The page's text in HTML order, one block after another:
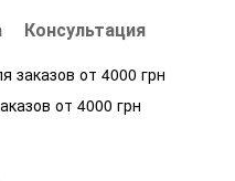
Консультация
заказов от 4000 грн
от 4000 грн